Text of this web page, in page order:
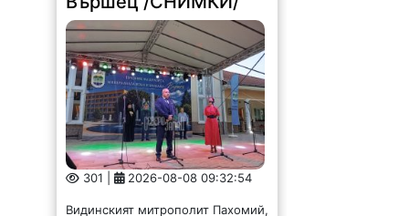
301 | 2026-08-08 09:32:54
Видинският митрополит Пахомий,